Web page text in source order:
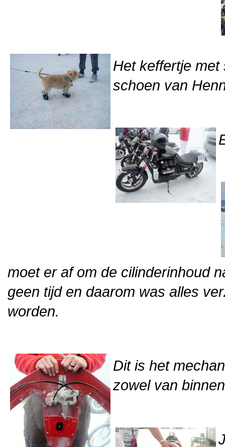
Het keffertje
schoen van
moet er af om de cilinderinhoud
geen tijd en daarom was alles
worden.
Dit is het
zowel van